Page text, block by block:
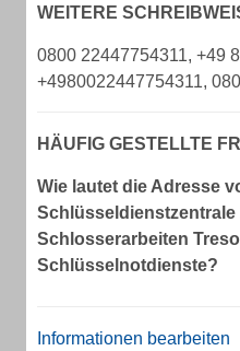
WEITERE
0800 22447754311, +49
+4980022447754311,
HÄUFIG GESTELLTE
Wie lautet die Adresse
Schlosserarbeiten
Schlüsselnotdienste?
Informationen bearbeiten